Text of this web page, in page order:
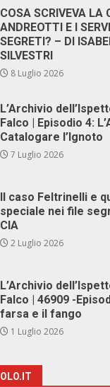
COSA SCRIVEVA LA
ANDREOTTI E I
SEGRETI? – DI
SILVESTRI
8 Luglio 2026
L’Archivio
Falco | Episodio 4:
Catalogare l’Ignoto
7 Luglio 2026
Il caso Feltrinelli e
speciale nei file
CIA
2 Luglio 2026
L’Archivio
Falco | 46909 -
farsa e il fango
1 Luglio 2026